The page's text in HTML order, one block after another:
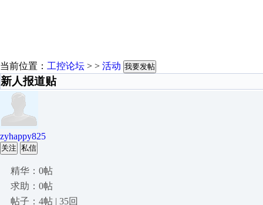
当前位置： 工控论坛 > > 活动 我要发帖
新人报道贴
zyhappy825
关注 私信
精华：0帖
求助：0帖
帖子：4帖 | 35回